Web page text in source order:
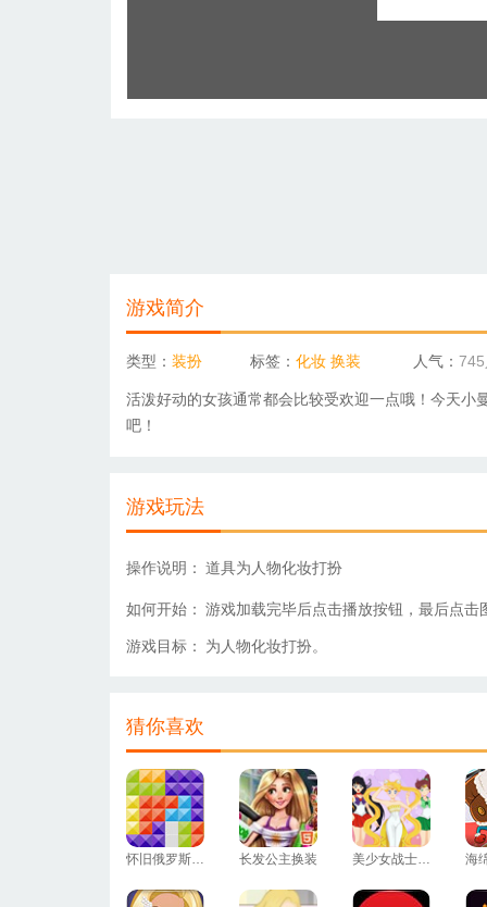
游戏简介
类型： 装扮 标签： 化妆 换装 人气：
活泼好动的女孩通常都会比较受欢迎一点哦！今天
吧！
游戏玩法
操作说明： 道具为人物化妆打扮
如何开始： 游戏加载完毕后点击播放按钮，最后点击
游戏目标： 为人物化妆打扮。
猜你喜欢
怀旧俄罗斯方块 长发公主换装 美少女战士换装